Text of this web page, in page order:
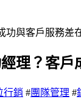
理？客
行銷 #團隊管理 #